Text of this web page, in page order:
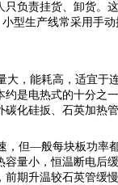
负责挂货、卸货。
型生产线常采用手动
，能耗高，适宜于
是电热式的十分之
化硅扳、石英加热
但—般每块板功率
量小，恒温断电后
期升温较石英管缓